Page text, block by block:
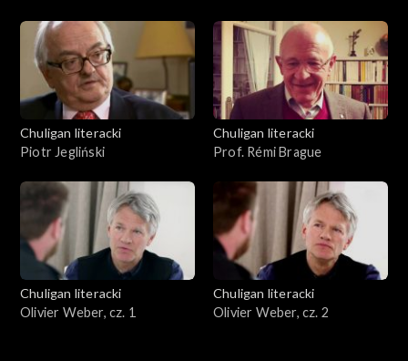
Chuligan literacki
Piotr Jegliński
Chuligan literacki
Prof. Rémi Brague
Chuligan literacki
Olivier Weber, cz. 1
Chuligan literacki
Olivier Weber, cz. 2